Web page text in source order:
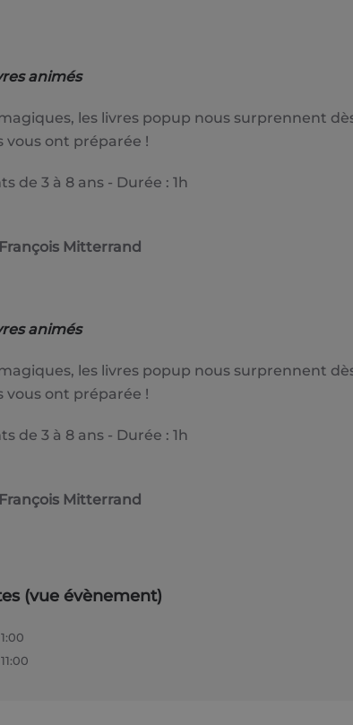
animés
les livres popup nous surprennent
vous ont préparée !
de 3 à 8 ans - Durée : 1h
Mitterrand
animés
les livres popup nous surprennent
vous ont préparée !
de 3 à 8 ans - Durée : 1h
Mitterrand
(vue évènement)
11:00